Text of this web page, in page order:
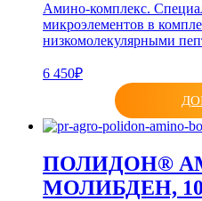
Амино-комплекс.
микроэлементов в
низкомолекулярными
6 450₽
ПОЛИДОН®
МОЛИБДЕН,